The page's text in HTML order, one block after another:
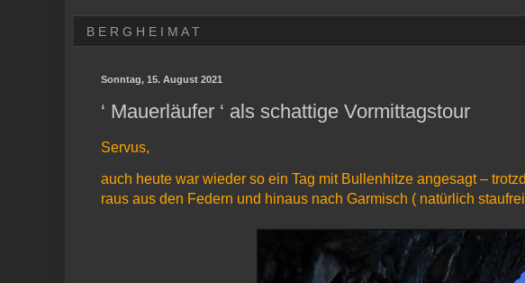
B E R G H E I M A T
Sonntag, 15. August 2021
‘ Mauerläufer ‘ als schattige Vormittagstour
Servus,
auch heute war wieder so ein Tag mit Bullenhitze angesagt –
raus aus den Federn und hinaus nach Garmisch ( natürlich